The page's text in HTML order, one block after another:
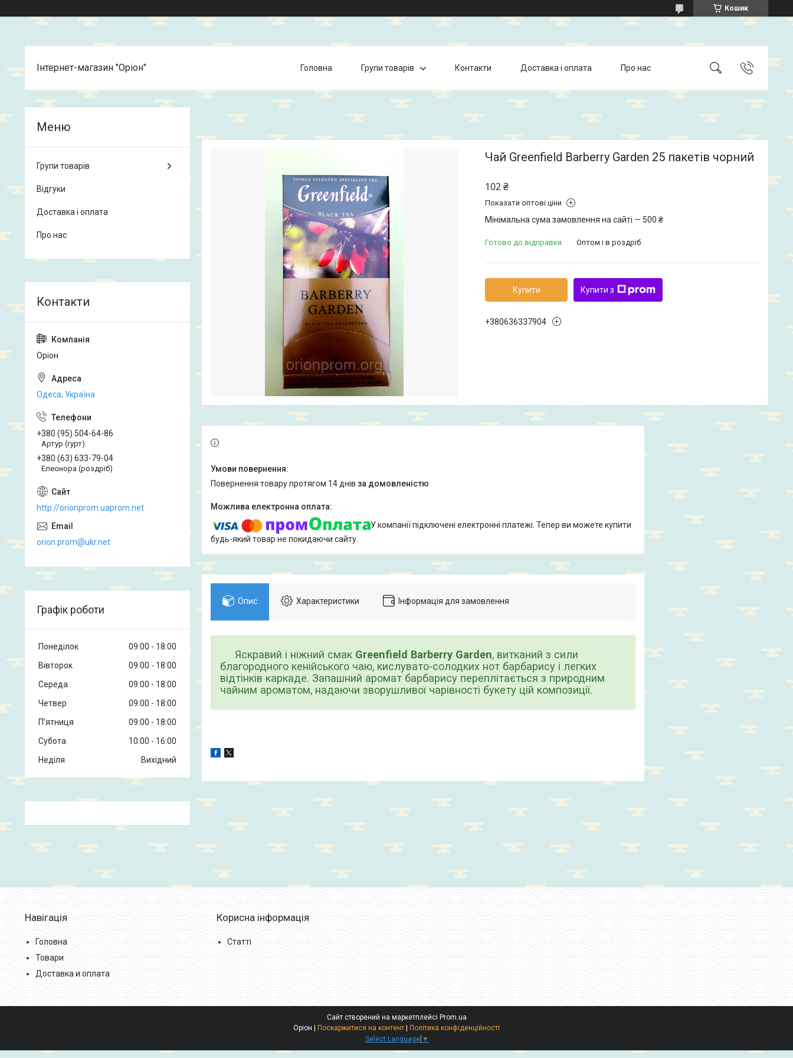
Кошик
Інтернет-магазин "Оріон" Головна Групи товарів Контакти Доставка і оплата Про нас
Чай Greenfield Barberry Garden 25 пакетів чорний
102 ₴
Показати оптові ціни
Мінімальна сума замовлення на сайті — 500 ₴
Готово до відправки Оптом і в роздріб
Купити Купити з
+380636337904
повернення товару протягом 14 днів за домовленістю
У компанії підключені електронні платежі. Тепер ви можете купити
будь-який товар не покидаючи сайту.
Опис Характеристики Інформація для замовлення
Яскравий і ніжний смак Greenfield Barberry Garden, витканий з сили
благородного кенійського чаю, кислувато-солодких нот барбарису і легких
відтінків каркаде. Запашний аромат барбарису переплітається з природним
чайним ароматом, надаючи зворушливої чарівності букету цій композиції.
Групи товарів
Відгуки
Доставка і оплата
Про нас
Оріон
Одеса, Україна
+380 (95) 504-64-86
Артур (гурт)
+380 (63) 633-79-04
Елеонора (роздріб)
http://orionprom.uaprom.net
orion.prom@ukr.net
Графік роботи
Понеділок 09:00
18:00
Вівторок
09:00
18:00
Середа
09:00
18:00
Четвер
09:00
18:00
Пʼятниця
09:00
18:00
Субота
10:00
16:00
Неділя
Вихідний
Навігація
Головна
Товари
Доставка и оплата
Корисна інформація
Статті
Сайт створений на маркетплейсі Prom.ua
Поскаржитися на контент
Політика конфіденційності
Select Language ▼